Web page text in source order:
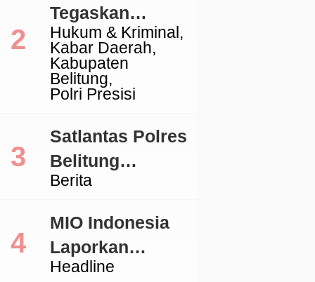
Sorotan
Hukum & Kriminal
Kabar Daerah
Kabupaten
Belitung
Polri Presisi
Tegaskan
Komitmen
Penegakan
Hukum Terkait
Pasir Timah
Ilegal Di
Belitung
Berita
Satlantas Polres
Belitung
Tertibkan
dengan TNKB
Tidak Sesuai
Headline
MIO Indonesia
Laporkan
Pengacara